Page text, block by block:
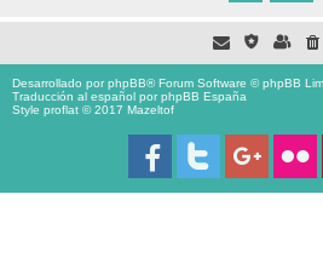
Desarrollado porphpBB® Forum Software © phpBB
Traducción al español porphpBB España
Style proflat © 2017 Mazeltof